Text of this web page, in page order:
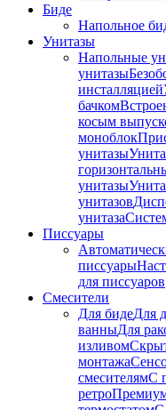
Биде
Напольное
Унитазы
Напольные
унитазы
инсталляцией
бачком
косым
моноблок
унитазы
унитазы
унитазов
унитаза
Писсуары
писсуары
для писсуаров
Смесители
Для бидеДля
ванныДля
изливом
монтажа
смесителямС
ретро